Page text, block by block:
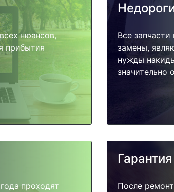
нюансов,
прибытия
Все
замены,
нужды
значительно
проходят
После